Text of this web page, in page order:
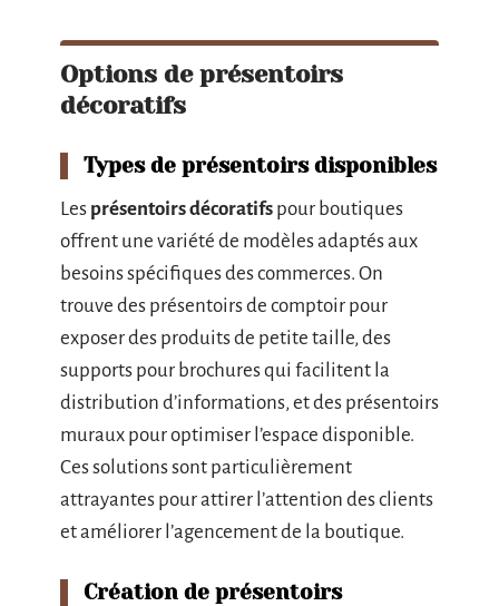
Options de présentoirs
décoratifs
Types de présentoirs disponibles
Les présentoirs décoratifs pour boutiques
offrent une variété de modèles adaptés aux
besoins spécifiques des commerces. On
trouve des présentoirs de comptoir pour
exposer des produits de petite taille, des
supports pour brochures qui facilitent la
distribution d’informations, et des présentoirs
muraux pour optimiser l’espace disponible.
Ces solutions sont particulièrement
attrayantes pour attirer l’attention des clients
et améliorer l’agencement de la boutique.
Création de présentoirs